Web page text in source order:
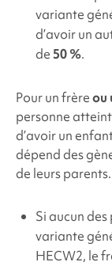
variante
d’avoir un
de 50 %.
Pour un frèreou
personne
d’avoir un
dépend des
de leurs parents.
Si aucun
variante
HECW2, le